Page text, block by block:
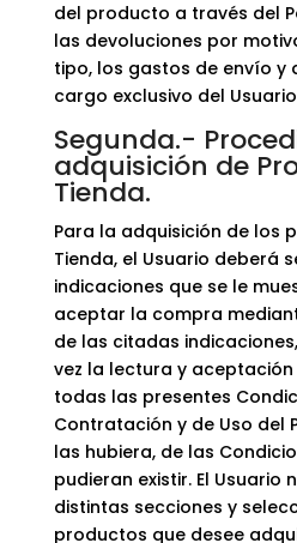
del producto a través del
las devoluciones por
tipo, los gastos de envío y
cargo exclusivo del
Segunda.-
adquisición de
Tienda.
Para la adquisición de los
Tienda, el Usuario deberá
indicaciones que se le
aceptar la compra
de las citadas
vez la lectura y
todas las presentes
Contratación y de Uso del
las hubiera, de las
pudieran existir. El Usuario
distintas secciones y
productos que desee